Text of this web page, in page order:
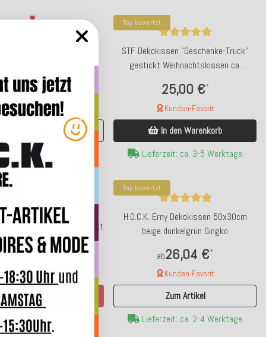
ab29,04 €
ca. 2-4 Werktage
Top bewertet
STF Dekokissen "Geschenke-Truck"
gestickt Weihnachtskissen ca.
25,00 €*
Kunden-Favorit
In den Warenkorb
Lieferzeit: ca. 3-5 Werktage
da
"Wichtelauto" gestickt
ca. 60x40cm
28,00 €
Benachrichtigen
wieder verfügbar
Top bewertet
H.O.C.K. Erny Dekokissen 50x30cm
beige dunkelgrün Gingko
ab26,04 €*
Kunden-Favorit
Zum Artikel
Lieferzeit: ca. 2-4 Werktage